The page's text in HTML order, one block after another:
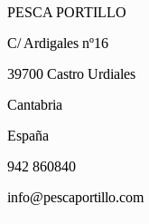
PESCA PORTILLO
C/ Ardigales nº16
39700 Castro Urdiales
Cantabria
España
942 860840
info@pescaportillo.com